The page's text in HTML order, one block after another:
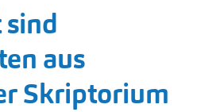
aus
Skriptorium